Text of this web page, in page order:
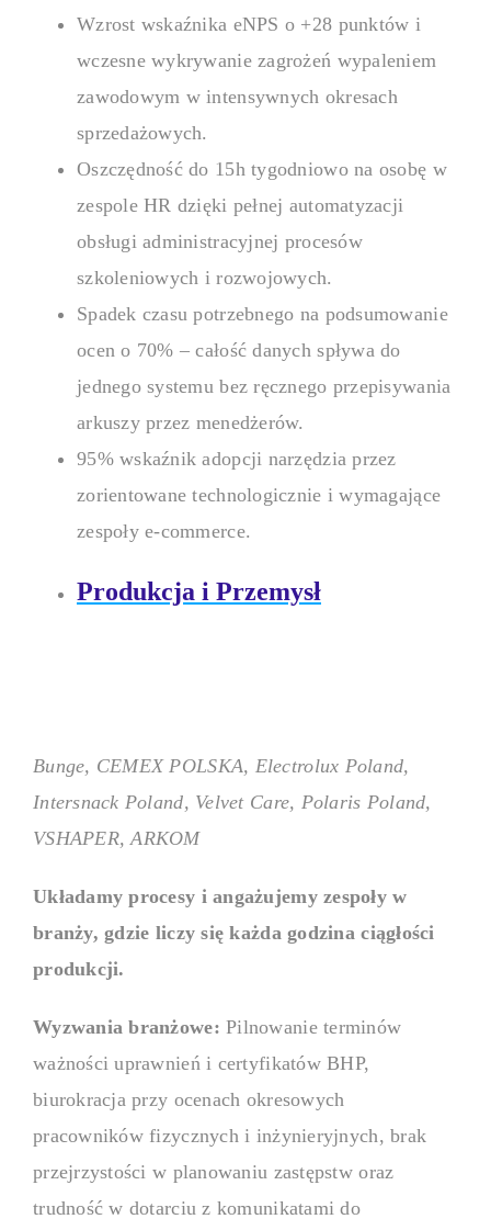
Wzrost wskaźnika eNPS o +28 punktów i
wczesne wykrywanie zagrożeń wypaleniem
zawodowym w intensywnych okresach
sprzedażowych.
Oszczędność do 15h tygodniowo na osobę w
zespole HR dzięki pełnej automatyzacji
obsługi administracyjnej procesów
szkoleniowych i rozwojowych.
Spadek czasu potrzebnego na podsumowanie
ocen o 70% – całość danych spływa do
jednego systemu bez ręcznego przepisywania
arkuszy przez menedżerów.
95% wskaźnik adopcji narzędzia przez
zorientowane technologicznie i wymagające
zespoły e-commerce.
Produkcja i Przemysł
Bunge, CEMEX POLSKA, Electrolux Poland,
Intersnack Poland, Velvet Care, Polaris Poland,
VSHAPER, ARKOM
Układamy procesy i angażujemy zespoły w
branży, gdzie liczy się każda godzina ciągłości
produkcji.
Wyzwania branżowe: Pilnowanie terminów
ważności uprawnień i certyfikatów BHP,
biurokracja przy ocenach okresowych
pracowników fizycznych i inżynieryjnych, brak
przejrzystości w planowaniu zastępstw oraz
trudność w dotarciu z komunikatami do